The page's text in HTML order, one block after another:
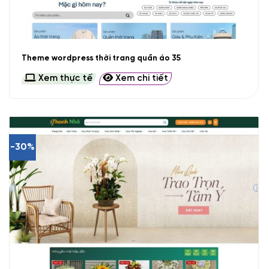
Theme wordpress thời trang quần áo 35
Xem thực tế Xem chi tiết
-30%